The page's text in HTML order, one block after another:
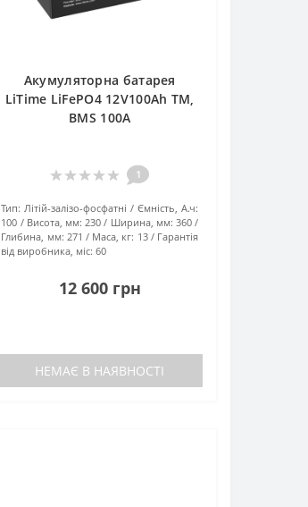
Акумуляторна батарея
LiTime LiFePO4 12V100Ah TM,
BMS 100A
1
Тип: Літій-залізо-фосфатні
Ємність, А.ч:
100
Висота, мм: 230 Ширина, мм: 360
Глибина, мм: 271 Маса, кг: 13
Гарантія
від виробника, міс: 60
12 600 грн
НЕМАЄ В НАЯВНОСТІ